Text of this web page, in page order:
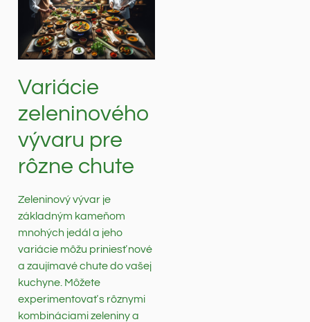
Variácie
zeleninového
vývaru pre
rôzne chute
Zeleninový vývar je
základným kameňom
mnohých jedál a jeho
variácie môžu priniesť nové
a zaujímavé chute do vašej
kuchyne. Môžete
experimentovať s rôznymi
kombináciami zeleniny a